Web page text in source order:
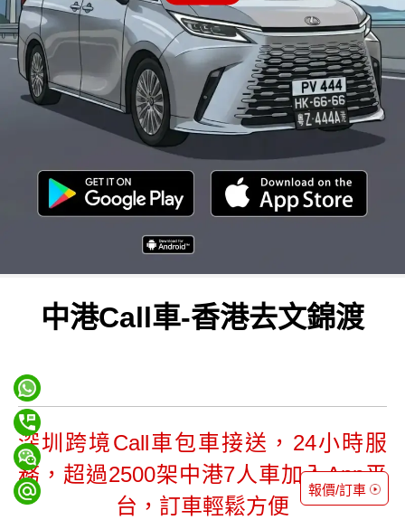
中港Call車-香港去文錦渡
深圳跨境Call車包車接送，24小時服
務，超過2500架中港7人車加入App平
台，訂車輕鬆方便
報價/訂車